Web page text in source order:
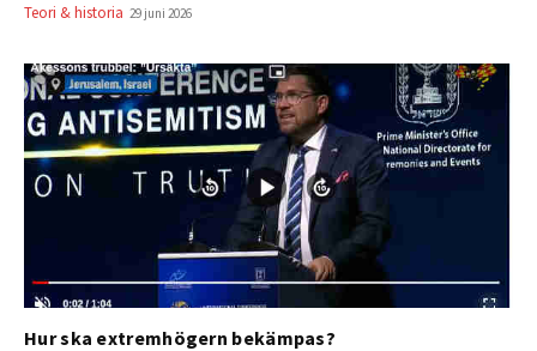
Teori & historia 29 juni 2026
Hur ska extremhögern bekämpas?